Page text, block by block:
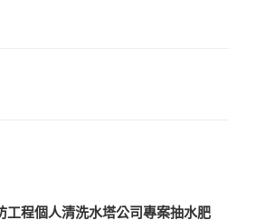
工程個人清洗水塔公司專案抽水肥